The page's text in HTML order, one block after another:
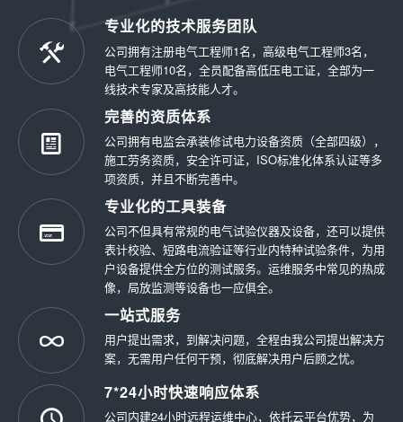
专业化的技术服务团队
公司拥有注册电气工程师1名，高级电气工程师3名，
电气工程师10名，全员配备高低压电工证，全部为一
线技术专家及高技能人才。
完善的资质体系
公司拥有电监会承装修试电力设备资质（全部四级），
施工劳务资质，安全许可证，ISO标准化体系认证等多
项资质，并且不断完善中。
专业化的工具装备
公司不但具有常规的电气试验仪器及设备，还可以提供
表计校验、短路电流验证等行业内特种试验条件，为用
户设备提供全方位的测试服务。运维服务中常见的热成
像，局放监测等设备也一应俱全。
一站式服务
用户提出需求，到解决问题，全程由我公司提出解决方
案，无需用户任何干预，彻底解决用户后顾之忧。
7*24小时快速响应体系
公司内建24小时远程运维中心，依托云平台优势，为